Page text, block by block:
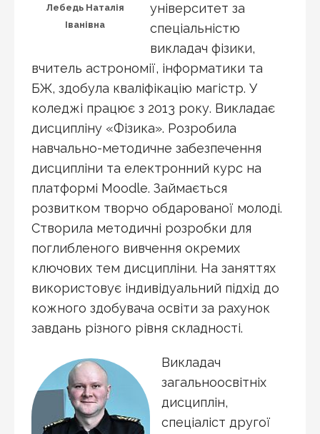
Лебедь Наталія
Іванівна
університет за
спеціальністю
викладач фізики,
вчитель астрономії, інформатики та
БЖ, здобула кваліфікацію магістр. У
коледжі працює з 2013 року. Викладає
дисципліну «Фізика». Розробила
навчально-методичне забезпечення
дисципліни та електронний курс на
платформі Moodle. Займається
розвитком творчо обдарованої молоді.
Створила методичні розробки для
поглибленого вивчення окремих
ключових тем дисципліни. На заняттях
використовує індивідуальний підхід до
кожного здобувача освіти за рахунок
завдань різного рівня складності.
Викладач
загальноосвітніх
дисциплін,
спеціаліст другої